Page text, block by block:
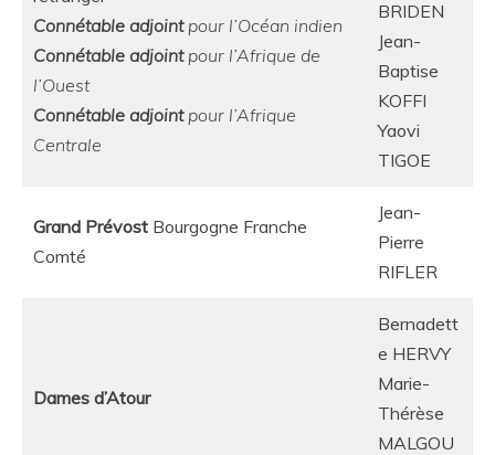
Connétable adjointpour l’Océan indien
Connétable adjoint pour l’Afrique de
l’Ouest
Connétable adjoint pour l’Afrique
Centrale
BRIDEN
Jean-
Baptise
KOFFI
Yaovi
TIGOE
Grand Prévost Bourgogne Franche
Comté
Jean-
Pierre
RIFLER
Dames d’Atour
Bernadett
e HERVY
Marie-
Thérèse
MALGOU